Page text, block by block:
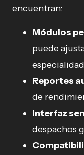
encuentran:
Módulos
puede
Reportes
de
Interfaz
despachos